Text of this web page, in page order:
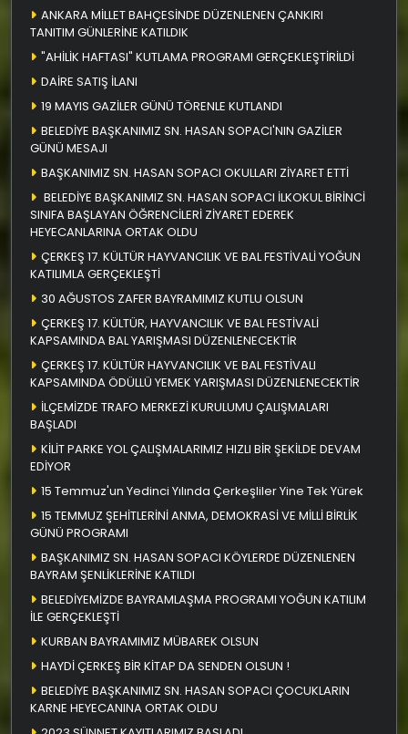
ANKARA MİLLET BAHÇESİNDE DÜZENLENEN ÇANKIRI
TANITIM GÜNLERİNE KATILDIK
"AHİLİK HAFTASI" KUTLAMA PROGRAMI GERÇEKLEŞTİRİLDİ
DAİRE SATIŞ İLANI
19 MAYIS GAZİLER GÜNÜ TÖRENLE KUTLANDI
BELEDİYE BAŞKANIMIZ SN. HASAN SOPACI'NIN GAZİLER
GÜNÜ MESAJI
BAŞKANIMIZ SN. HASAN SOPACI OKULLARI ZİYARET ETTİ
BELEDİYE BAŞKANIMIZ SN. HASAN SOPACI İLKOKUL BİRİNCİ
SINIFA BAŞLAYAN ÖĞRENCİLERİ ZİYARET EDEREK
HEYECANLARINA ORTAK OLDU
ÇERKEŞ 17. KÜLTÜR HAYVANCILIK VE BAL FESTİVALİ YOĞUN
KATILIMLA GERÇEKLEŞTİ
30 AĞUSTOS ZAFER BAYRAMIMIZ KUTLU OLSUN
ÇERKEŞ 17. KÜLTÜR, HAYVANCILIK VE BAL FESTİVALİ
KAPSAMINDA BAL YARIŞMASI DÜZENLENECEKTİR
ÇERKEŞ 17. KÜLTÜR HAYVANCILIK VE BAL FESTİVALI
KAPSAMINDA ÖDÜLLÜ YEMEK YARIŞMASI DÜZENLENECEKTİR
İLÇEMİZDE TRAFO MERKEZİ KURULUMU ÇALIŞMALARI
BAŞLADI
KİLİT PARKE YOL ÇALIŞMALARIMIZ HIZLI BİR ŞEKİLDE DEVAM
EDİYOR
15 Temmuz'un Yedinci Yılında Çerkeşliler Yine Tek Yürek
15 TEMMUZ ŞEHİTLERİNİ ANMA, DEMOKRASİ VE MİLLİ BİRLİK
GÜNÜ PROGRAMI
BAŞKANIMIZ SN. HASAN SOPACI KÖYLERDE DÜZENLENEN
BAYRAM ŞENLİKLERİNE KATILDI
BELEDİYEMİZDE BAYRAMLAŞMA PROGRAMI YOĞUN KATILIM
İLE GERÇEKLEŞTİ
KURBAN BAYRAMIMIZ MÜBAREK OLSUN
HAYDİ ÇERKEŞ BİR KİTAP DA SENDEN OLSUN !
BELEDİYE BAŞKANIMIZ SN. HASAN SOPACI ÇOCUKLARIN
KARNE HEYECANINA ORTAK OLDU